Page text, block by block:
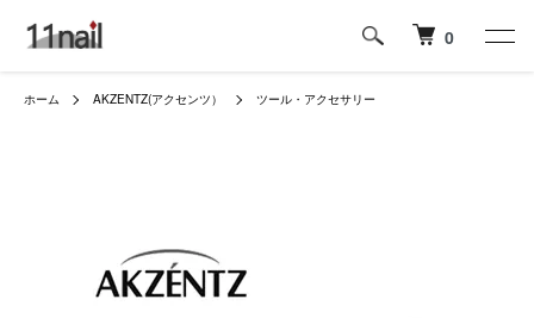
0
ホーム AKZENTZ(アクセンツ） ツール・アクセサリー